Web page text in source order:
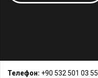
Телефон: +90 532 501 03 55